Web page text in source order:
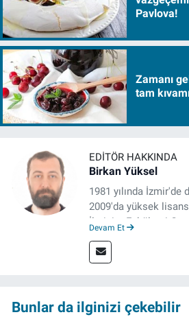
Pavlova!
Zamanı
tam
EDITÖR HAKKINDA
Birkan Yüksel
1981 yılında İzmir'de
2009'da yüksek
İletişim Fakültesi
tezinden hareketle
Gündelik Hayatta
ve editör olarak görev
Devam Et
Bunlar da ilginizi çekebilir